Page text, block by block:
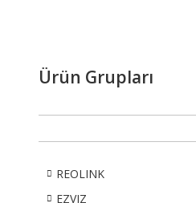
Ürün Grupları
REOLINK
EZVIZ